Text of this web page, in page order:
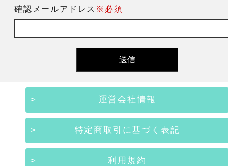
確認メールアドレス ※必須
運営会社情報
特定商取引に基づく表記
利用規約